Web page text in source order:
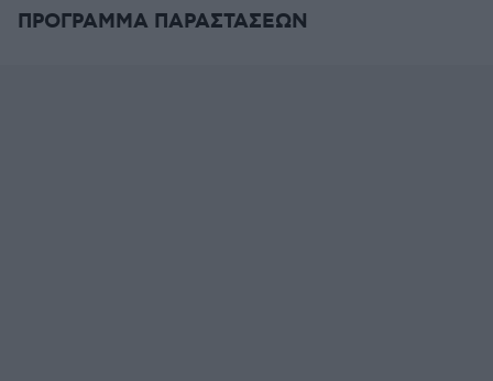
ΠΡΟΓΡΑΜΜΑ ΠΑΡΑΣΤΑΣΕΩΝ